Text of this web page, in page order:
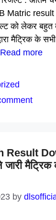
Matric result
को लेकर
मैट्रिक के
Read more
Result
ने जारी
by